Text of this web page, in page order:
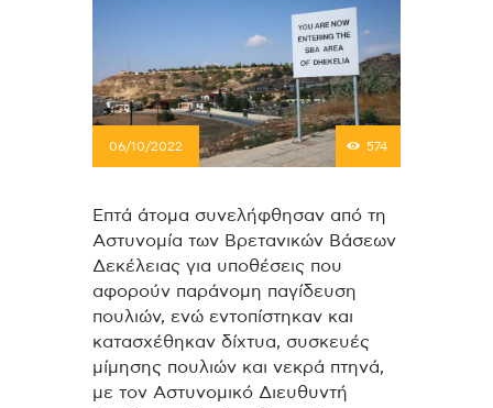
06/10/2022 574
Επτά άτομα συνελήφθησαν από τη
Αστυνομία των Βρετανικών Βάσεων
Δεκέλειας για υποθέσεις που
αφορούν παράνομη παγίδευση
πουλιών, ενώ εντοπίστηκαν και
κατασχέθηκαν δίχτυα, συσκευές
μίμησης πουλιών και νεκρά πτηνά,
με τον Αστυνομικό Διευθυντή